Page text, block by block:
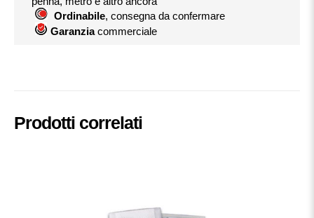
Ordinabile, consegna da confermare
Garanziacommerciale
Prodotti correlati